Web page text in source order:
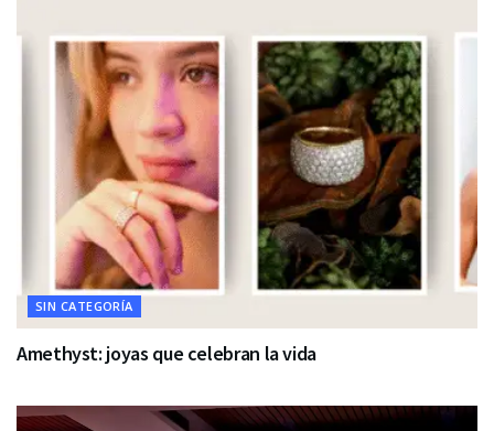
SIN CATEGORÍA
Amethyst: joyas que celebran la vida